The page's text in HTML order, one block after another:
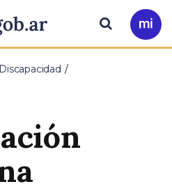
Ir
a
Buscar